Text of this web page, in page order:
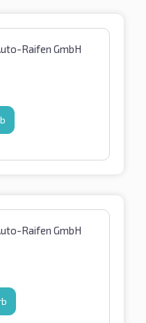
Raifen GmbH
Raifen GmbH